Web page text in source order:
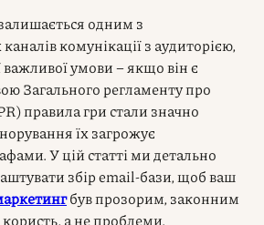
одним з
комунікації з аудиторією,
важливої умови – якщо він є
Загального регламенту про
правила гри стали значно
їх загрожує
У цій статті ми детально
збір email-бази, щоб ваш
був прозорим, законним
а не проблеми.